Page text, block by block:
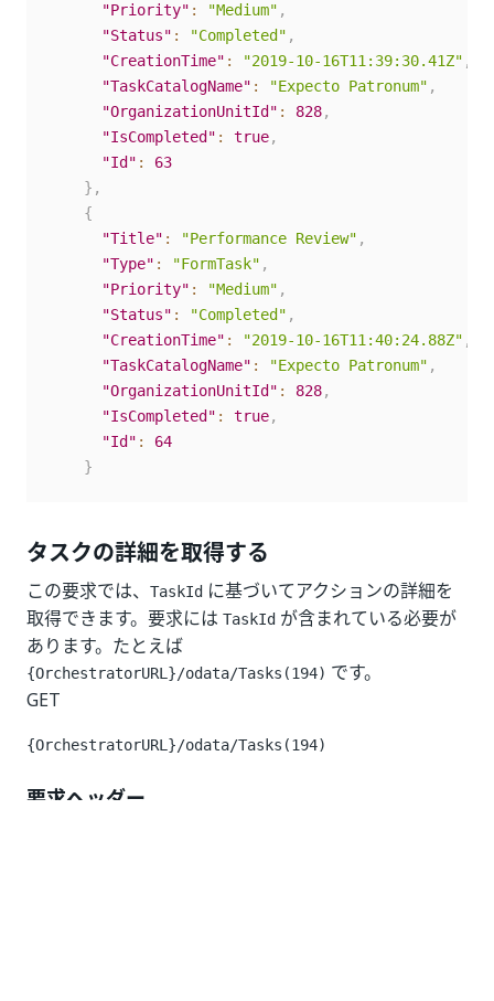
"Priority" : "Medium" ,
"Status" : "Completed" ,
"CreationTime" : "2019-10-16T11:39:30.41Z" ,
"TaskCatalogName" : "Expecto Patronum" ,
"OrganizationUnitId" : 828,
"IsCompleted" : true,
"Id" :
63
} ,
{
"Title" : "Performance Review" ,
"Type" : "FormTask" ,
"Priority" : "Medium" ,
"Status" : "Completed" ,
"CreationTime" : "2019-10-16T11:40:24.88Z" ,
"TaskCatalogName" : "Expecto Patronum" ,
"OrganizationUnitId" : 828,
"IsCompleted" : true,
"Id" :
64
}
タスクの詳細を取得する
この要求では、 TaskId に基づいてアクションの詳細を
取得できます。要求には TaskId が含まれている必要が
あります。たとえば
{OrchestratorURL}/odata/Tasks(194) です。
GET
{OrchestratorURL}/odata/Tasks(194)
要求ヘッダー